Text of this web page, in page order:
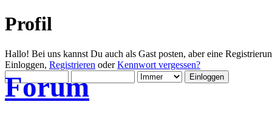
Profil
Hallo! Bei uns kannst Du auch als Gast posten, aber eine
Einloggen, Registrieren oderKennwort vergessen?
Forum